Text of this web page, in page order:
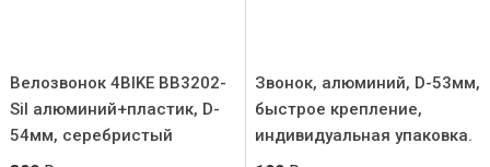
Велозвонок 4BIKE BB3202-
Sil алюминий+пластик, D-
54мм, серебристый
Звонок, алюминий, D-53мм,
быстрое крепление,
индивидуальная упаковка.
Цвет: розовый.